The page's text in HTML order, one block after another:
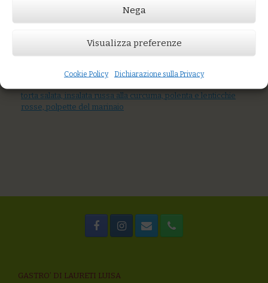
Nega
Visualizza preferenze
Cookie Policy Dichiarazione sulla Privacy
AGGIUNGI AL CARRELLO
You might also like
Flan di porri con fonduta e crema di batata rossa
crema di pomodoro fresco, capperi, salmoriglio
torta salata, insalata russa alla curcuma, polenta e lenticchie
rosse, polpette del marinaio
GASTRO’ DI LAURETI LUISA